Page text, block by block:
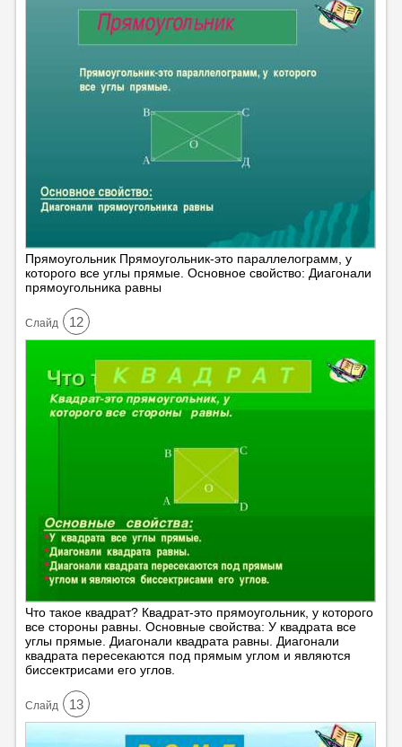
Прямоугольник Прямоугольник-это параллелограмм, у
которого все углы прямые. Основное свойство: Диагонали
прямоугольника равны
Cлайд 12
Что такое квадрат? Квадрат-это прямоугольник, у которого
все стороны равны. Основные свойства: У квадрата все
углы прямые. Диагонали квадрата равны. Диагонали
квадрата пересекаются под прямым углом и являются
биссектрисами его углов.
Cлайд 13